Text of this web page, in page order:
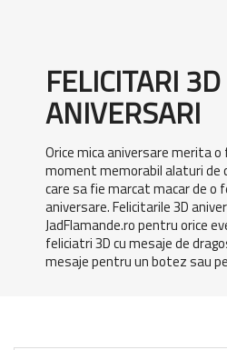
FELICITARI 3D
ANIVERSARI
Orice mica aniversare merita o
moment memorabil alaturi de
care sa fie marcat macar de o
aniversare. Felicitarile 3D
JadFlamande.ro pentru orice
feliciatri 3D cu mesaje de
mesaje pentru un botez sau